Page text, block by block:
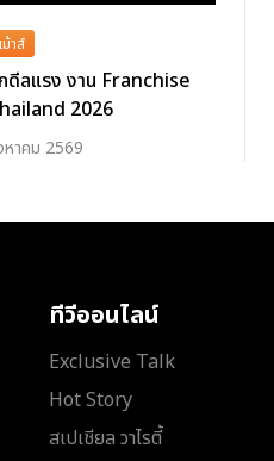
าส์
ดีลแรง งาน Franchise
2026
าคม 2569
ทีวีออนไลน์
Exclusive Talk
Hot Story
สเปเชียล วาไรตี้